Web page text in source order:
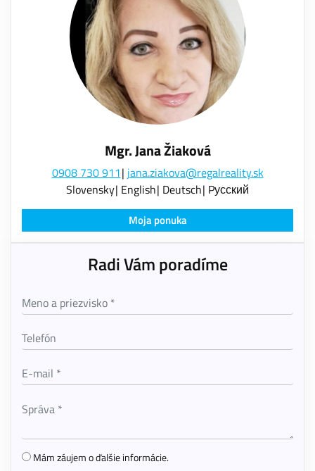
Mgr. Jana Žiaková
0908 730 911 jana.ziakova@regalreality.sk
Slovensky English Deutsch Pусский
Moja ponuka
Radi Vám poradíme
Mám záujem o ďalšie informácie.